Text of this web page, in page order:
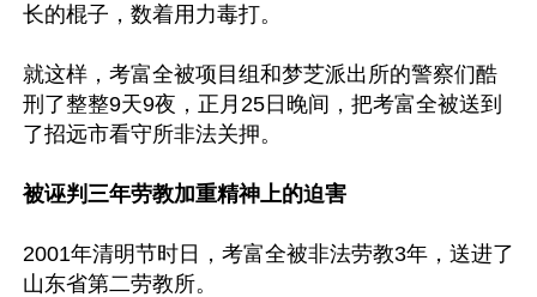
长的棍子，数着用力毒打。
就这样，考富全被项目组和梦芝派出所的警察们酷
刑了整整9天9夜，正月25日晚间，把考富全被送到
了招远市看守所非法关押。
被诬判三年劳教加重精神上的迫害
2001年清明节时日，考富全被非法劳教3年，送进了
山东省第二劳教所。